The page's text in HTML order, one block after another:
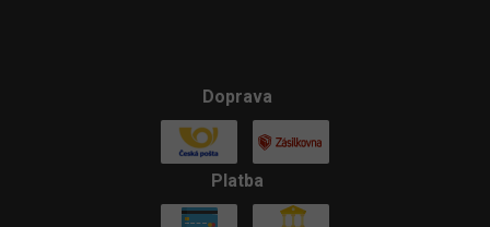
Doprava
Platba